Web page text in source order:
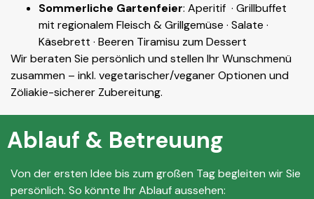
Sommerliche Gartenfeier: Aperitif · Grillbuffet
mit regionalem Fleisch & Grillgemüse · Salate ·
Käsebrett · Beeren Tiramisu zum Dessert
Wir beraten Sie persönlich und stellen Ihr Wunschmenü
zusammen – inkl. vegetarischer/veganer Optionen und
Zöliakie-sicherer Zubereitung.
Ablauf & Betreuung
Von der ersten Idee bis zum großen Tag begleiten wir Sie
persönlich. So könnte Ihr Ablauf aussehen: